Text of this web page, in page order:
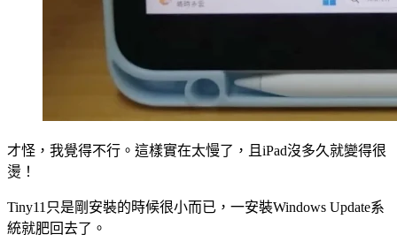
才怪，我覺得不行。這樣實在太慢了，且iPad沒多久就變得很
燙！
Tiny11只是剛安裝的時候很小而已，一安裝Windows Update系
統就肥回去了。